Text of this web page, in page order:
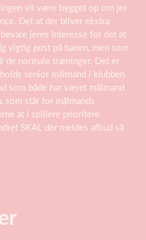
vil være bygget op om jer
Det at der bliver ekstra
jeres interesse for det at
vigtig post på banen, men som
de normale træninger. Det er
senior målmand i klubben
som både har været målmand
som står for målmands
at i spillere prioritere
SKAL der meldes afbud så